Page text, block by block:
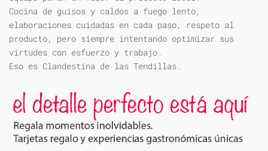
Cocina de guisos y caldos a fuego lento,
elaboraciones cuidadas en cada paso, respeto al
producto, pero siempre intentando optimizar sus
virtudes con esfuerzo y trabajo.
Eso es Clandestina de las Tendillas.